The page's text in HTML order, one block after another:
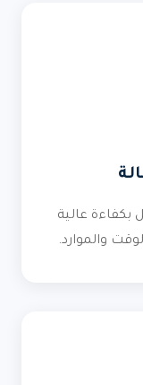
بكفاءة عالية
والموارد.